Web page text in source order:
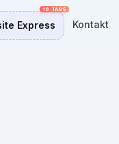
Express Kontakt